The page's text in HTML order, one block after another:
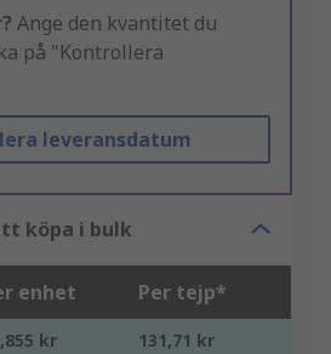
Ange den kvantitet du
på "Kontrollera
leveransdatum
köpa i bulk
enhet Per tejp*
kr
131,71 kr